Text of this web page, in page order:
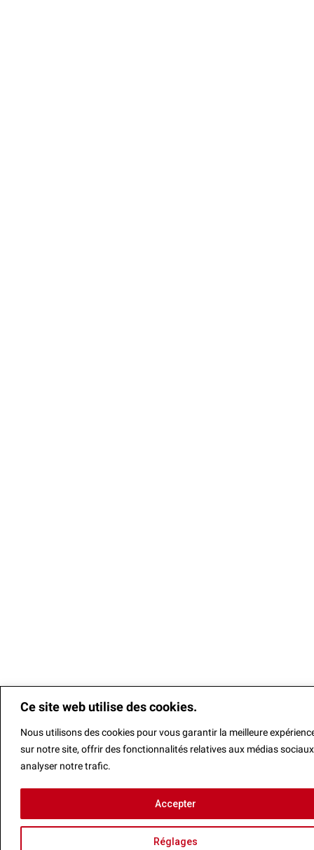
Ce site web utilise des cookies.
Nous utilisons des cookies pour vous garantir la meilleure
sur notre site, offrir des fonctionnalités relatives aux médias
analyser notre trafic.
Réglages
Accepter
Ce site web utilise des cookies.
Nous utilisons des cookies pour vous garantir la meilleure
expérience sur notre site, offrir des fonctionnalités relatives